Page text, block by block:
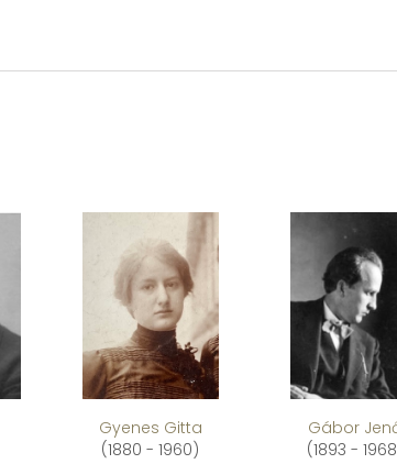
Gyenes Gitta
(1880 - 1960)
Gábor
(1893 -